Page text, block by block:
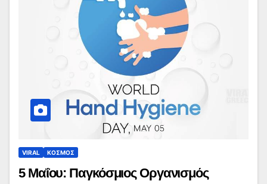
VIRAL ΚΟΣΜΟΣ
5 Μαΐου: Παγκόσμιος Οργανισμός